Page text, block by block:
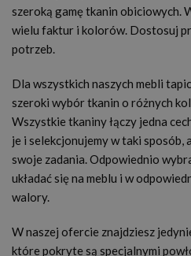
szeroką gamę tkanin obiciowych.
wielu faktur i kolorów. Dostosuj
potrzeb.
Dla wszystkich naszych mebli
szeroki wybór tkanin o różnych
Wszystkie tkaniny łączy jedna
je i selekcjonujemy w taki sposób,
swoje zadania. Odpowiednio
układać się na meblu i w
walory.
W naszej ofercie znajdziesz
które pokryte są specjalnymi